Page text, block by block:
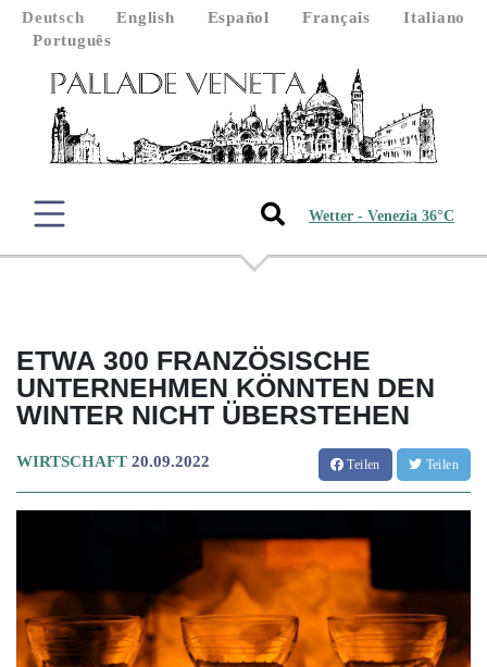
Deutsch English Español Français
Italiano
Português
Wetter - Venezia 36°C
ETWA 300 FRANZÖSISCHE
UNTERNEHMEN KÖNNTEN DEN
WINTER NICHT ÜBERSTEHEN
WIRTSCHAFT 20.09.2022 Teilen Teilen